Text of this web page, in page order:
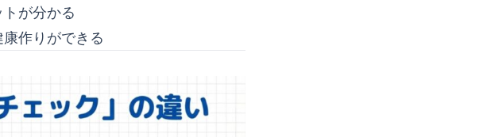
が分かる
作りができる